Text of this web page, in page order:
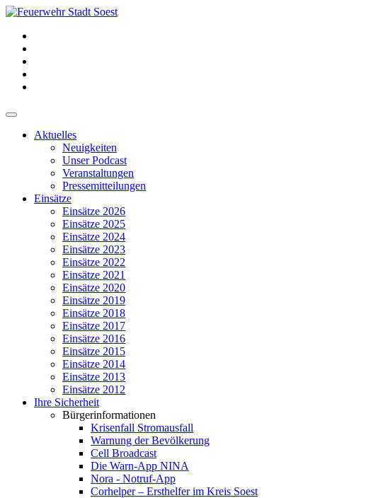
Aktuelles
Neuigkeiten
Unser Podcast
Veranstaltungen
Pressemitteilungen
Einsätze
Einsätze 2026
Einsätze 2025
Einsätze 2024
Einsätze 2023
Einsätze 2022
Einsätze 2021
Einsätze 2020
Einsätze 2019
Einsätze 2018
Einsätze 2017
Einsätze 2016
Einsätze 2015
Einsätze 2014
Einsätze 2013
Einsätze 2012
Ihre Sicherheit
Bürgerinformationen
Krisenfall Stromausfall
Warnung der Bevölkerung
Cell Broadcast
Die Warn-App NINA
Nora - Notruf-App
Corhelper – Ersthelfer im Kreis Soest